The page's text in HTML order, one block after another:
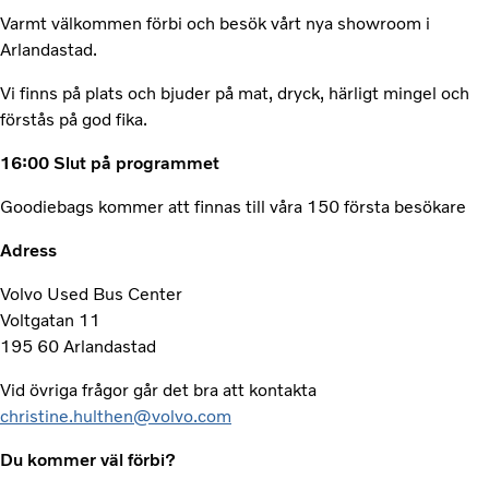
Varmt välkommen förbi och besök vårt nya showroom i
Arlandastad.
Vi finns på plats och bjuder på mat, dryck, härligt mingel och
förstås på god fika.
16:00 Slut på programmet
Goodiebags kommer att finnas till våra 150 första besökare
Adress
Volvo Used Bus Center
Voltgatan 11
195 60 Arlandastad
Vid övriga frågor går det bra att kontakta
christine.hulthen@volvo.com
Du kommer väl förbi?